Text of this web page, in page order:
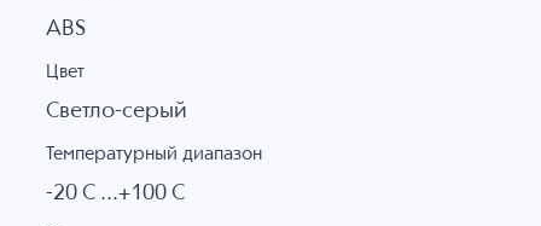
ABS
Цвет
Светло-серый
Температурный диапазон
-20 C ...+100 C